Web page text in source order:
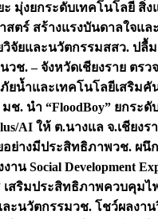
มุ่งยกระดับเทคโนโลยี สิ่
ตร์ สร้างแรงบันดาลใจแ
จัยและนวัตกรรมสสว. ปลื้ม
วช. – จังหวัดเชียงราย ตร
ยน้ำและเทคโนโลยีเสริม
มช. นำ “FloodBoy” ยกระดั
AI ให้ ต.นางแล จ.เชียงร
อย่างมีประสิทธิภาพวช. ผนึ
Social Development
เสริมประสิทธิภาพควบคุม
ละนวัตกรรมวช. โชว์ผลงา